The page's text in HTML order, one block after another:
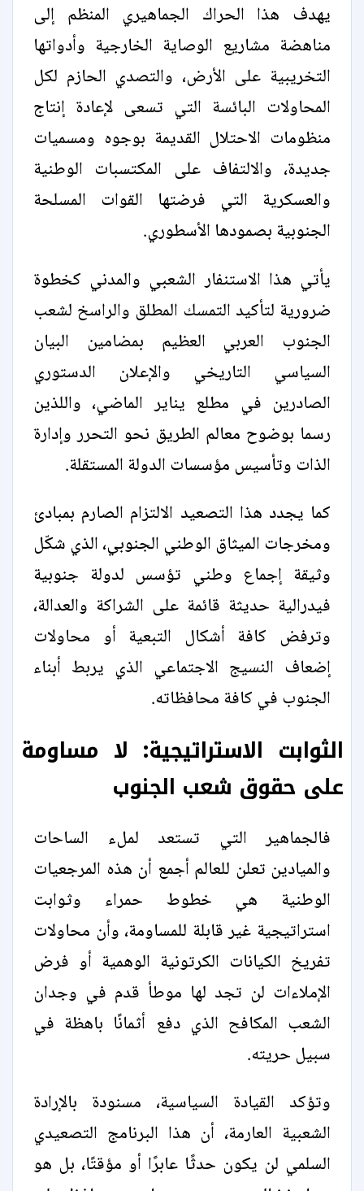
يهدف هذا الحراك الجماهيري المنظم إلى
مناهضة مشاريع الوصاية الخارجية وأدواتها
التخريبية على الأرض، والتصدي الحازم لكل
المحاولات البائسة التي تسعى لإعادة إنتاج
منظومات الاحتلال القديمة بوجوه ومسميات
جديدة، والالتفاف على المكتسبات الوطنية
والعسكرية التي فرضتها القوات المسلحة
الجنوبية بصمودها الأسطوري.
يأتي هذا الاستنفار الشعبي والمدني كخطوة
ضرورية لتأكيد التمسك المطلق والراسخ لشعب
الجنوب العربي العظيم بمضامين البيان
السياسي التاريخي والإعلان الدستوري
الصادرين في مطلع يناير الماضي، واللذين
رسما بوضوح معالم الطريق نحو التحرر وإدارة
الذات وتأسيس مؤسسات الدولة المستقلة.
كما يجدد هذا التصعيد الالتزام الصارم بمبادئ
ومخرجات الميثاق الوطني الجنوبي، الذي شكّل
وثيقة إجماع وطني تؤسس لدولة جنوبية
فيدرالية حديثة قائمة على الشراكة والعدالة،
وترفض كافة أشكال التبعية أو محاولات
إضعاف النسيج الاجتماعي الذي يربط أبناء
الجنوب في كافة محافظاته.
الثوابت الاستراتيجية: لا مساومة
على حقوق شعب الجنوب
فالجماهير التي تستعد لملء الساحات
والميادين تعلن للعالم أجمع أن هذه المرجعيات
الوطنية هي خطوط حمراء وثوابت
استراتيجية غير قابلة للمساومة، وأن محاولات
تفريخ الكيانات الكرتونية الوهمية أو فرض
الإملاءات لن تجد لها موطأ قدم في وجدان
الشعب المكافح الذي دفع أثمانًا باهظة في
سبيل حريته.
وتؤكد القيادة السياسية، مسنودة بالإرادة
الشعبية العارمة، أن هذا البرنامج التصعيدي
السلمي لن يكون حدثًا عابرًا أو مؤقتًا، بل هو